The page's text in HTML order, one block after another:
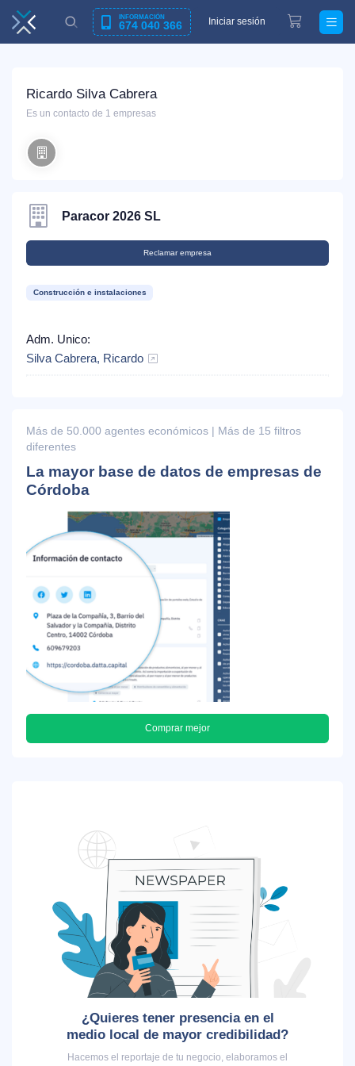
INFORMACIÓN
674 040 366 Iniciar sesión
Ricardo Silva Cabrera
Es un contacto de 1 empresas
Paracor 2026 SL
Reclamar empresa
Construcción e instalaciones
Adm. Unico:
Silva Cabrera, Ricardo
Más de 50.000 agentes económicos | Más de 15 filtros
diferentes
La mayor base de datos de empresas de
Córdoba
Comprar mejor
¿Quieres tener presencia en el
medio local de mayor credibilidad?
Hacemos el reportaje de tu negocio, elaboramos el